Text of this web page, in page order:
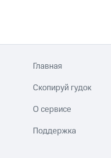
Главная
Скопируй гудок
О сервисе
Поддержка